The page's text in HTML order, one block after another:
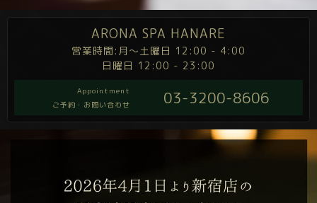
ARONA SPA HANARE
営業時間:月～土曜日 12:00 - 4:00
日曜日 12:00 - 23:00
Appointment
ご予約・お問い合わせ
03-3200-8606